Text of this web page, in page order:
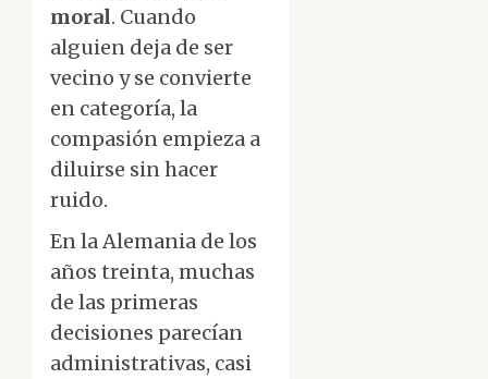
moral. Cuando
alguien deja de ser
vecino y se convierte
en categoría, la
compasión empieza a
diluirse sin hacer
ruido.
En la Alemania de los
años treinta, muchas
de las primeras
decisiones parecían
administrativas, casi